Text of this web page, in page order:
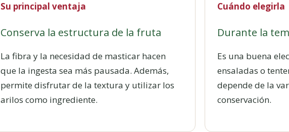
Su principal ventaja
Conserva la estructura de la fruta
La fibra y la necesidad de masticar hacen
que la ingesta sea más pausada. Además,
permite disfrutar de la textura y utilizar los
arilos como ingrediente.
Cuándo elegirla
Durante la
Es una buena
ensaladas o
depende de la
conservación.